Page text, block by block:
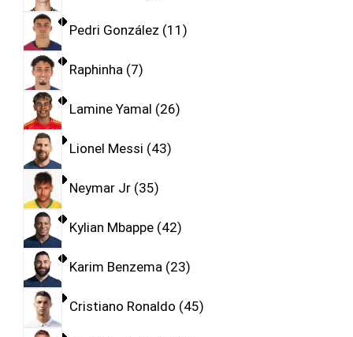
Pedri González 11
Raphinha 7
Lamine Yamal 26
Lionel Messi 43
Neymar Jr 35
Kylian Mbappe 42
Karim Benzema 23
Cristiano Ronaldo 45